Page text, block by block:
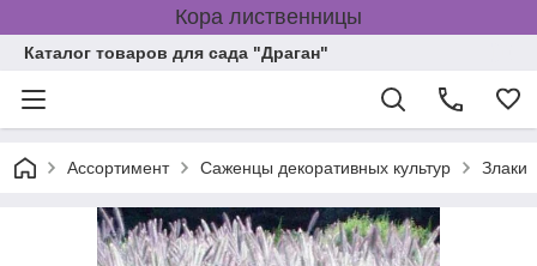
Кора лиственницы
Каталог товаров для сада "Драган"
Ассортимент Саженцы декоративных культур Злаки